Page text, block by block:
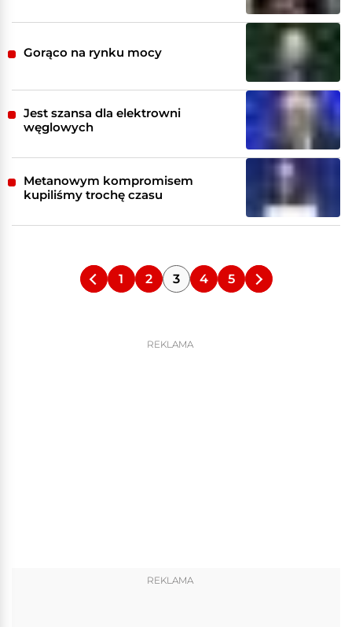
Gorąco na rynku mocy
Jest szansa dla elektrowni
węglowych
Metanowym kompromisem
kupiliśmy trochę czasu
1 2 3 4 5
REKLAMA
REKLAMA